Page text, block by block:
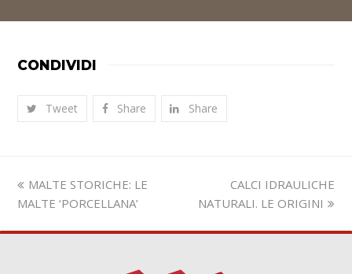
CONDIVIDI
Tweet Share Share
Slide
precedente:
MALTE STORICHE: LE
MALTE ‘PORCELLANA’
visualizza
articolo:
CALCI IDRAULICHE
NATURALI. LE ORIGINI